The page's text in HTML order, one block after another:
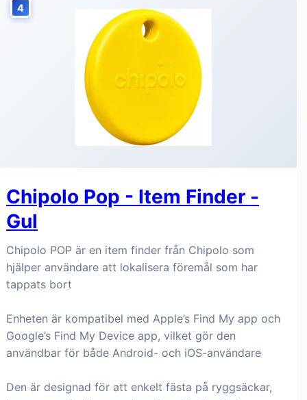
4
Chipolo Pop - Item Finder -
Gul
Chipolo POP är en item finder från Chipolo som
hjälper användare att lokalisera föremål som har
tappats bort
Enheten är kompatibel med Apple’s Find My app och
Google’s Find My Device app, vilket gör den
användbar för både Android- och iOS-användare
Den är designad för att enkelt fästa på ryggsäckar,